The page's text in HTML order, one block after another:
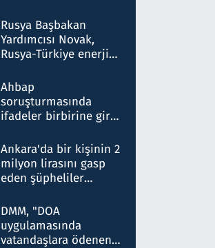
Rusya Başbakan
Yardımcısı Novak,
Rusya-Türkiye enerji
nitelikte olduğunu
belirtti
Ahbap
soruşturmasında
ifadeler birbirine girdi:
ifadelerinden ortaya
çıkan tablo şok etti
Ankara'da bir kişinin 2
milyon lirasını gasp
eden şüpheliler
DMM, "DOA
uygulamasında
vatandaşlara ödenen